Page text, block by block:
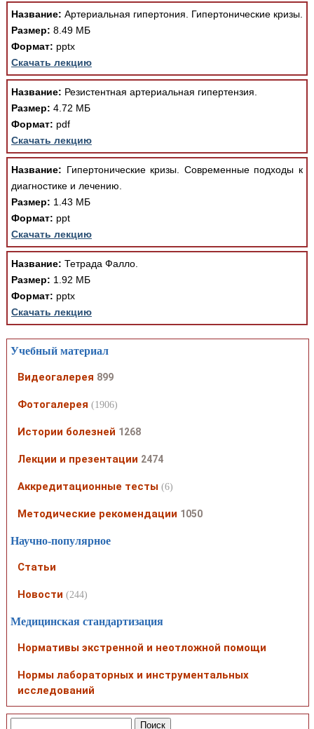
Название: Артериальная гипертония. Гипертонические кризы.
Размер: 8.49 МБ
Формат: pptx
Скачать лекцию
Название: Резистентная артериальная гипертензия.
Размер: 4.72 МБ
Формат: pdf
Скачать лекцию
Название: Гипертонические кризы. Современные подходы к
диагностике и лечению.
Размер: 1.43 МБ
Формат: ppt
Скачать лекцию
Название: Тетрада Фалло.
Размер: 1.92 МБ
Формат: pptx
Скачать лекцию
Учебный материал
Видеогалерея 899
Фотогалерея (1906)
Истории болезней 1268
Лекции и презентации 2474
Аккредитационные тесты (6)
Методические рекомендации 1050
Научно-популярное
Статьи
Новости (244)
Медицинская стандартизация
Нормативы экстренной и неотложной помощи
Нормы лабораторных и инструментальных
исследований